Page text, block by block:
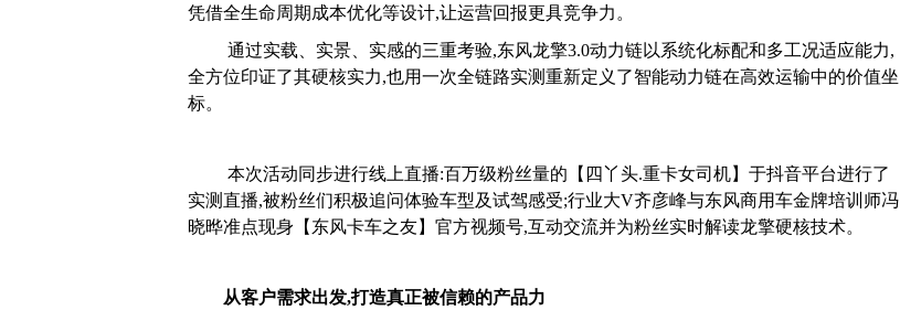
凭借全生命周期成本优化等设计,让运营回报更具竞争力。
通过实载、实景、实感的三重考验,东风龙擎3.0动力链以系统化标配和多工况适应能力,
全方位印证了其硬核实力,也用一次全链路实测重新定义了智能动力链在高效运输中的价值坐
标。
本次活动同步进行线上直播:百万级粉丝量的【四丫头.重卡女司机】于抖音平台进行了
实测直播,被粉丝们积极追问体验车型及试驾感受;行业大V齐彦峰与东风商用车金牌培训师冯
晓晔准点现身【东风卡车之友】官方视频号,互动交流并为粉丝实时解读龙擎硬核技术。
从客户需求出发,打造真正被信赖的产品力